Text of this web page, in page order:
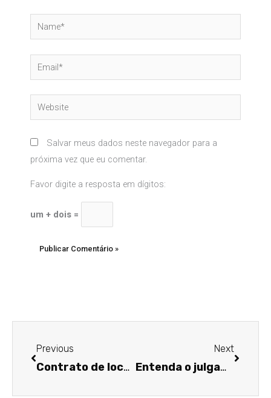
Name*
Email*
Website
Salvar meus dados neste navegador para a
próxima vez que eu comentar.
Favor digite a resposta em dígitos:
um + dois =
Previous
Contrato de locação: os cuidados que sua empresa precisa ter antes de assiná-lo!
Next
Entenda o julgamento do STF sobre a convenção 158 da OIT